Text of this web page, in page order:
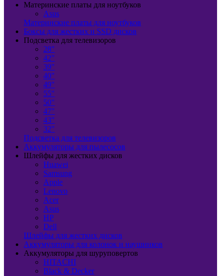
Материнские платы для ноутбуков
Asus
Материнские платы для ноутбуков
Боксы для жестких и SSD дисков
Подсветка для телевизоров
28"
42"
39"
40"
49"
55"
50"
47"
43"
32"
Подсветка для телевизоров
Аккумуляторы для пылесосов
Шлейфы для жестких дисков
Huawei
Samsung
Apple
Lenovo
Acer
Asus
HP
Dell
Шлейфы для жестких дисков
Аккумуляторы для колонок и наушников
Аккумуляторы для шуруповертов
HITACHI
Black & Decker